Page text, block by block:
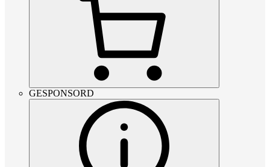
GESPONSORD